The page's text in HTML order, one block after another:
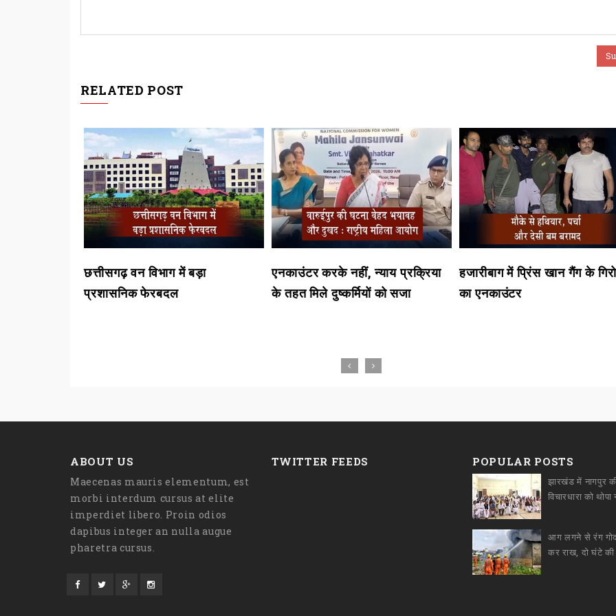
RELATED POST
छत्तीसगढ़ वन विभाग में बड़ा
प्रशासनिक फेरबदल
एनकाउंटर करके नहीं, न्याय प्रक्रिया
के तहत मिले दुष्कर्मियों को सजा
हजारीबाग में प्रिंस खान गैंग के
का एनकाउंटर
ABOUT US
Maecenas mauris elementum, est
morbi interdum cursus at elite
imperdiet libero. Proin odios
dapibus integer an nulla augue
pharetra cursus.
TWITTER FEEDS POPULAR POSTS
झारखंड में नागपुर
आग लगने से रंग